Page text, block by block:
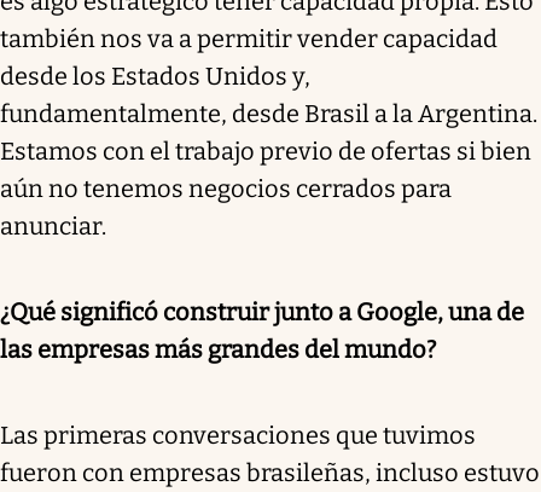
también nos va a permitir vender capacidad
desde los Estados Unidos y,
fundamentalmente, desde Brasil a la Argentina.
Estamos con el trabajo previo de ofertas si bien
aún no tenemos negocios cerrados para
anunciar.
¿Qué significó construir junto a Google, una de
las empresas más grandes del mundo?
Las primeras conversaciones que tuvimos
fueron con empresas brasileñas, incluso estuvo